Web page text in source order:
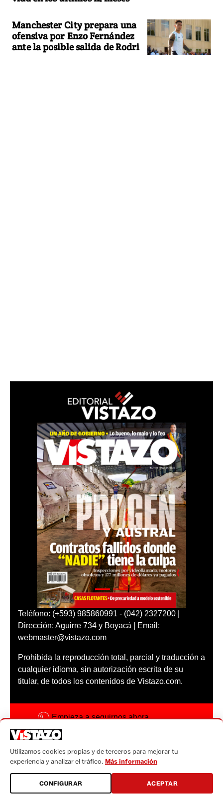
Manchester City prepara una
ofensiva por Enzo Fernández
ante la posible salida de Rodri
Teléfono: (+593) 985860991 - (042) 2327200 |
Dirección: Aguirre 734 y Boyacá | Email:
webmaster@vistazo.com
Prohibida la reproducción total, parcial y traducción a
cualquier idioma, sin autorización escrita de su
titular, de todos los contenidos de Vistazo.com.
Empieza a seguirnos ahora
Código ética
Sugerencias a:
sugerencias@vistazo.com
Utilizamos cookies propias y de terceros para mejorar tu
experiencia y analizar el tráfico. Más información
CONFIGURAR ACEPTAR